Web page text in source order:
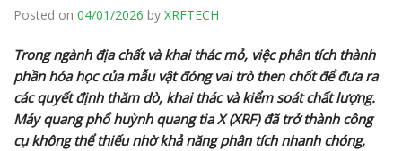
Posted on 04/01/2026 by XRFTECH
Trong ngành địa chất và khai thác mỏ, việc phân tích thành
phần hóa học của mẫu vật đóng vai trò then chốt để đưa ra
các quyết định thăm dò, khai thác và kiểm soát chất lượng.
Máy quang phổ huỳnh quang tia X (XRF) đã trở thành công
cụ không thể thiếu nhờ khả năng phân tích nhanh chóng,